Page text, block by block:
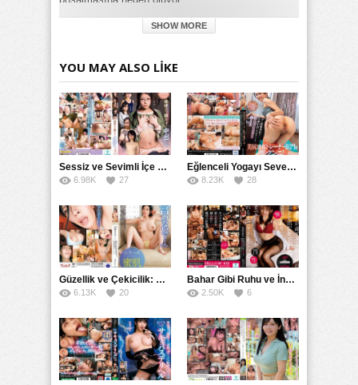
Ustaca Dil Becerileri ile Sürpriz Yürüyen Oğul izle
SHOW MORE
YOU MAY ALSO LIKE
Sessiz ve Sevimli İçe Dönükler İçin Kremalı Pastalar: 后藤えmi ve KTRA’nın Özel Tarifesi
6.98K 27
Eğlenceli Yogayı Seven Bir Kadınla Seks Deneyimi
8.23K 28
Güzellik ve Çekicilik: Bir İşyeri Kadininin Hikayesi
6.13K 20
Bahar Gibi Ruhu ve İncelikle Doldurmak
2.50K 6